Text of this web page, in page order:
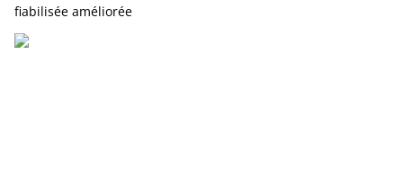
fiabilisée améliorée